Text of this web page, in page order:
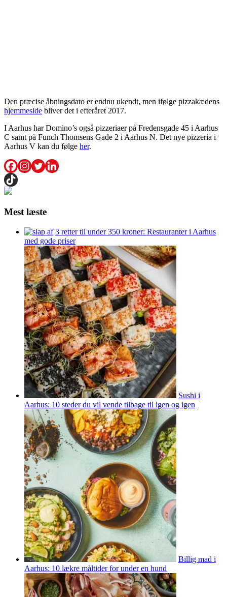
Den præcise åbningsdato er endnu ukendt, men ifølge pizzakædens
hjemmeside bliver det i efteråret 2017.
I Aarhus har Domino’s også pizzeriaer på Fredensgade 45 i Aarhus
C samt på Funch Thomsens Gade 2 i Aarhus N. Det nye pizzeria i
Aarhus V kan du følge her.
Mest læste
3 retter til under 350 kroner: Restauranter i Aarhus
med gode priser
Sushi i
Aarhus: 10 steder du vil vende tilbage til igen og igen
Billig mad i
Aarhus: 10 lækre måltider for under en hund